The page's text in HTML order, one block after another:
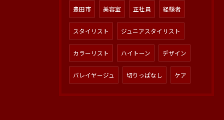
豊田市 美容室 正社員 経験者
スタイリスト ジュニアスタイリスト
カラーリスト ハイトーン デザイン
バレイヤージュ 切りっぱなし ケア